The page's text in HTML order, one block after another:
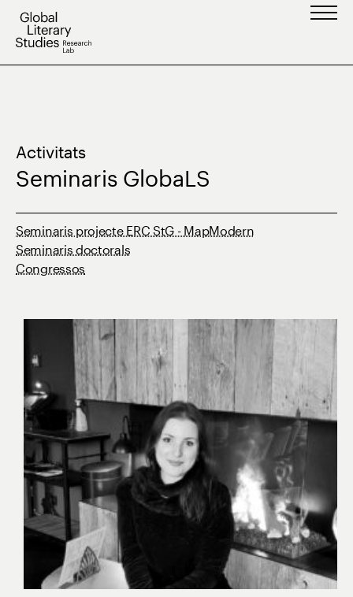
Vés
Activitats
Seminaris GlobaLS
Seminaris projecte ERC StG - MapModern
Seminaris doctorals
Congressos